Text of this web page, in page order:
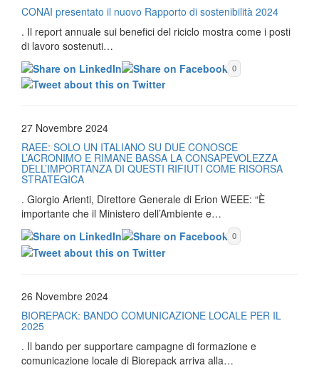
CONAI presentato il nuovo Rapporto di sostenibilità 2024
. Il report annuale sui benefici del riciclo mostra come i posti
di lavoro sostenuti…
0
27 Novembre 2024
RAEE: SOLO UN ITALIANO SU DUE CONOSCE
L’ACRONIMO E RIMANE BASSA LA CONSAPEVOLEZZA
DELL’IMPORTANZA DI QUESTI RIFIUTI COME RISORSA
STRATEGICA
. Giorgio Arienti, Direttore Generale di Erion WEEE: “È
importante che il Ministero dell’Ambiente e…
0
26 Novembre 2024
BIOREPACK: BANDO COMUNICAZIONE LOCALE PER IL
2025
. Il bando per supportare campagne di formazione e
comunicazione locale di Biorepack arriva alla…